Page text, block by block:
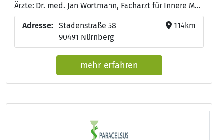
Ärzte: Dr. med. Jan Wortmann, Facharzt für Innere Medizin Hämatologie und Internistische Onkologie Ernährungsmedizin, Röntgendiagnostik Notfallmedizin, Sozialmedizin - Dr. med. Arabella Lechner, Fachärztin für Innere Medizin Hämatologie und Internistische Onkologie - Dr. med. Adele Stapf, Fachärztin für Innere Medizin Hämatologie und Internistische Onkologie - Dr. med. Birgit Hahn,
Adresse:
Stadenstraße 58
90491 Nürnberg
114km
mehr erfahren